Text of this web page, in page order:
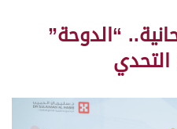
“الدوحة”